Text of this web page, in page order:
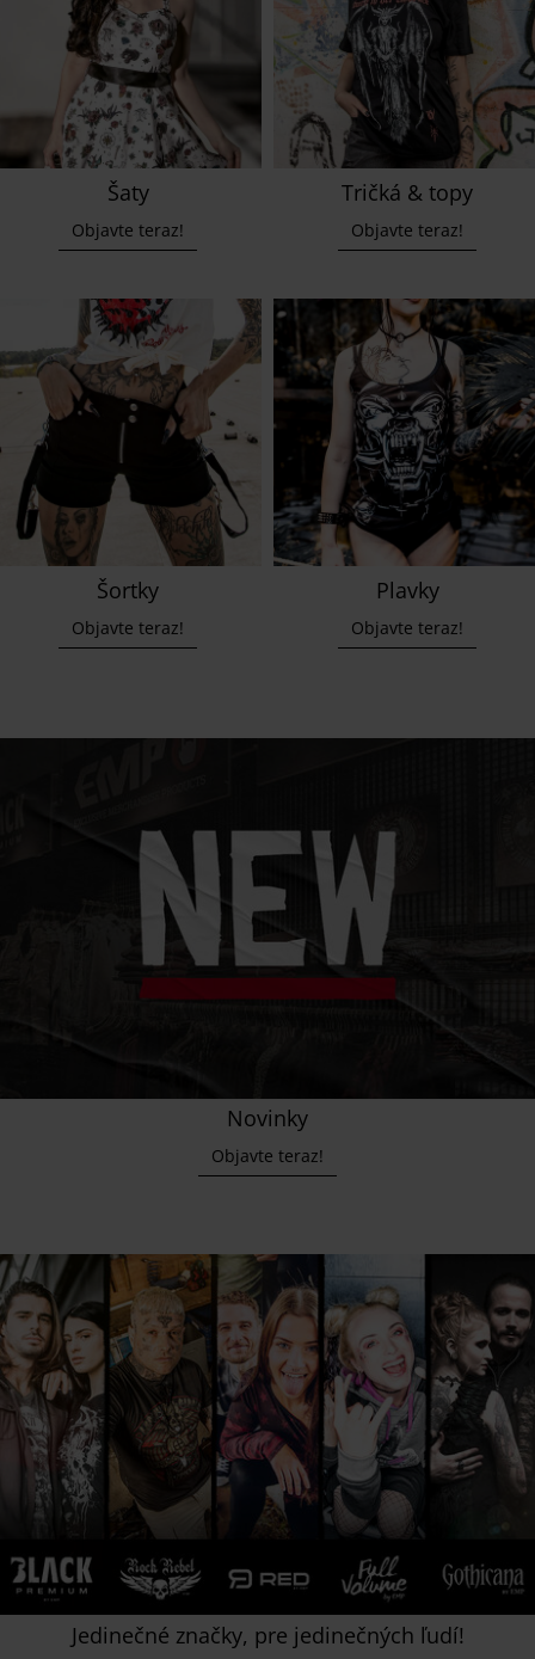
Šaty
Objavte teraz!
Tričká & topy
Objavte teraz!
Šortky
Objavte teraz!
Plavky
Objavte teraz!
Novinky
Objavte teraz!
Jedinečné značky, pre jedinečných ľudí!